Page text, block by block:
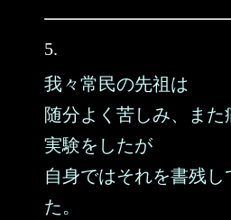
5.
我々常民の先祖は
随分よく苦しみ、ま
実験をしたが
自身ではそれを書残
た。